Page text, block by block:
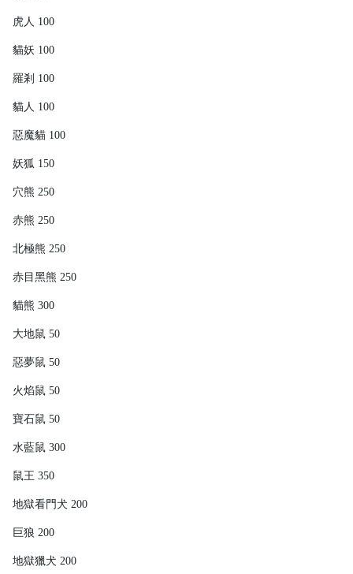
虎人 100
貓妖 100
羅剎 100
貓人 100
惡魔貓 100
妖狐 150
穴熊 250
赤熊 250
北極熊 250
赤目黑熊 250
貓熊 300
大地鼠 50
惡夢鼠 50
火焰鼠 50
寶石鼠 50
水藍鼠 300
鼠王 350
地獄看門犬 200
巨狼 200
地獄獵犬 200